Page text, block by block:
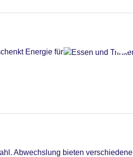
Energie für
Abwechslung bieten verschiedene